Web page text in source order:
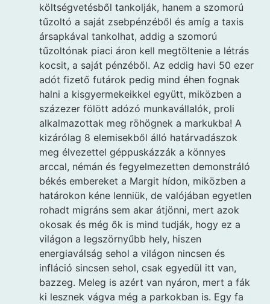
költségvetésből tankolják, hanem a szomorú
tűzoltó a saját zsebpénzéből és amíg a taxis
ársapkával tankolhat, addig a szomorú
tűzoltónak piaci áron kell megtöltenie a létrás
kocsit, a saját pénzéből. Az eddig havi 50 ezer
adót fizető futárok pedig mind éhen fognak
halni a kisgyermekeikkel együtt, miközben a
százezer fölött adózó munkavállalók, proli
alkalmazottak meg röhögnek a markukba! A
kizárólag 8 elemisekből álló határvadászok
meg élvezettel géppuskázzák a könnyes
arccal, némán és fegyelmezetten demonstráló
békés embereket a Margit hídon, miközben a
határokon kéne lenniük, de valójában egyetlen
rohadt migráns sem akar átjönni, mert azok
okosak és még ők is mind tudják, hogy ez a
világon a legszörnyűbb hely, hiszen
energiaválság sehol a világon nincsen és
infláció sincsen sehol, csak egyedül itt van,
bazzeg. Meleg is azért van nyáron, mert a fák
ki lesznek vágva még a parkokban is. Egy fa